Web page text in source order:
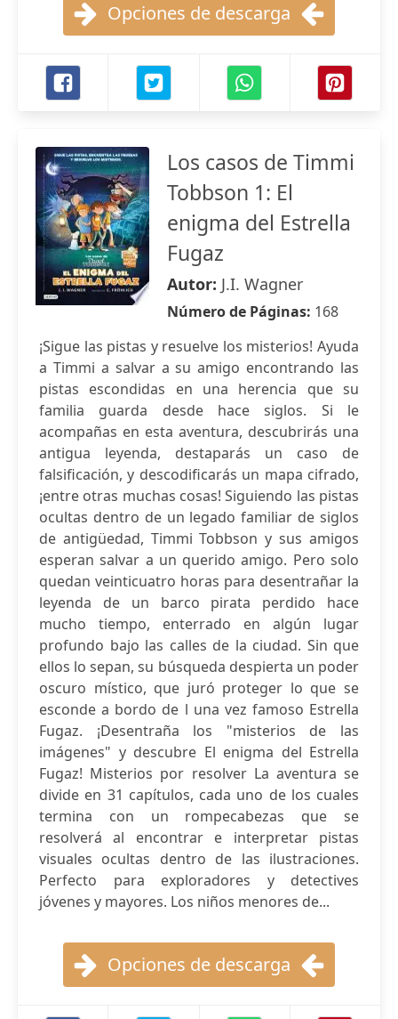
Opciones de descarga
Los casos de Timmi
Tobbson 1: El
enigma del Estrella
Fugaz
Autor: J.I. Wagner
Número de Páginas: 168
¡Sigue las pistas y resuelve los misterios! Ayuda
a Timmi a salvar a su amigo encontrando las
pistas escondidas en una herencia que su
familia guarda desde hace siglos. Si le
acompañas en esta aventura, descubrirás una
antigua leyenda, destaparás un caso de
falsificación, y descodificarás un mapa cifrado,
¡entre otras muchas cosas! Siguiendo las pistas
ocultas dentro de un legado familiar de siglos
de antigüedad, Timmi Tobbson y sus amigos
esperan salvar a un querido amigo. Pero solo
quedan veinticuatro horas para desentrañar la
leyenda de un barco pirata perdido hace
mucho tiempo, enterrado en algún lugar
profundo bajo las calles de la ciudad. Sin que
ellos lo sepan, su búsqueda despierta un poder
oscuro místico, que juró proteger lo que se
esconde a bordo de l una vez famoso Estrella
Fugaz. ¡Desentraña los "misterios de las
imágenes" y descubre El enigma del Estrella
Fugaz! Misterios por resolver La aventura se
divide en 31 capítulos, cada uno de los cuales
termina con un rompecabezas que se
resolverá al encontrar e interpretar pistas
visuales ocultas dentro de las ilustraciones.
Perfecto para exploradores y detectives
jóvenes y mayores. Los niños menores de...
Opciones de descarga